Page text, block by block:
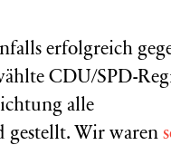
erfolgreich
CDU/SPD-
alle
gestellt. Wir waren